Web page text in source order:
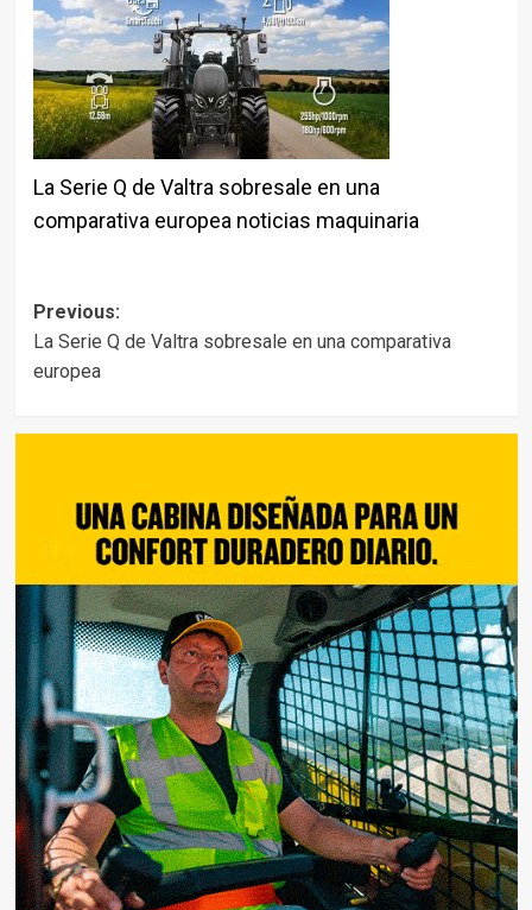
La Serie Q de Valtra sobresale en una
comparativa europea noticias maquinaria
Post
navigation
Previous:
La Serie Q de Valtra sobresale en una comparativa
europea